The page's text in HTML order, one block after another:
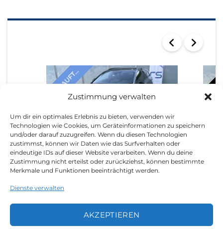
Zustimmung verwalten
Um dir ein optimales Erlebnis zu bieten, verwenden wir
Technologien wie Cookies, um Geräteinformationen zu speichern
und/oder darauf zuzugreifen. Wenn du diesen Technologien
zustimmst, können wir Daten wie das Surfverhalten oder
eindeutige IDs auf dieser Website verarbeiten. Wenn du deine
Zustimmung nicht erteilst oder zurückziehst, können bestimmte
Merkmale und Funktionen beeinträchtigt werden.
Dienste verwalten
AKZEPTIEREN
VERKAUFT...
AUDI A4 2018
LEGAL